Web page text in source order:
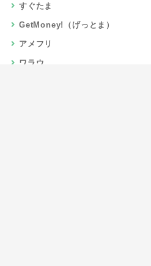
すぐたま
GetMoney!（げっとま）
アメフリ
ワラウ